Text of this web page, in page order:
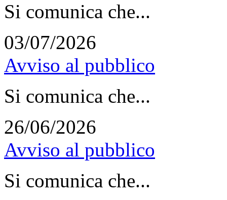
Si comunica che...
03/07/2026
Avviso al pubblico
Si comunica che...
26/06/2026
Avviso al pubblico
Si comunica che...